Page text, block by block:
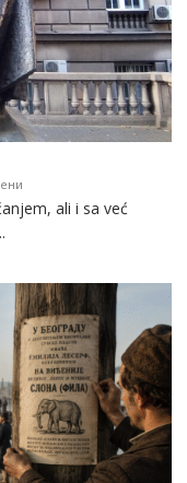
Nikola
Beogradu
ali i sa već